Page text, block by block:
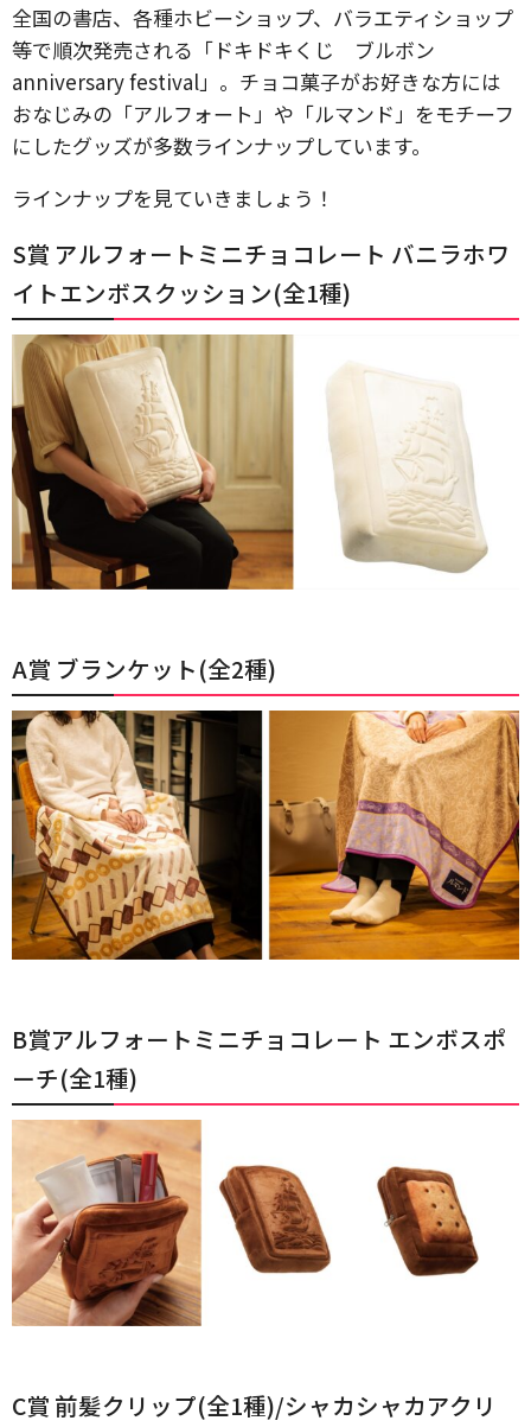
全国の書店、各種ホビーショップ、バラエティショップ
等で順次発売される「ドキドキくじ ブルボン
anniversary festival」。チョコ菓子がお好きな方には
おなじみの「アルフォート」や「ルマンド」をモチーフ
にしたグッズが多数ラインナップしています。
ラインナップを見ていきましょう！
S賞 アルフォートミニチョコレート バニラホワ
イトエンボスクッション(全1種)
A賞 ブランケット(全2種)
B賞アルフォートミニチョコレート エンボスポ
ーチ(全1種)
C賞 前髪クリップ(全1種)/シャカシャカアクリ